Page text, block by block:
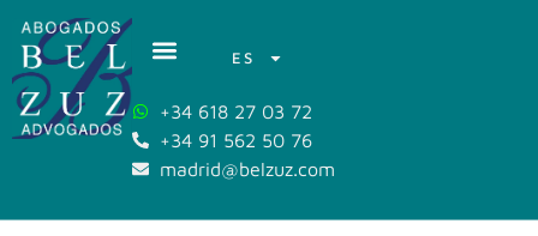
ES
+34 618 27 03 72
+34 91 562 50 76
madrid@belzuz.com